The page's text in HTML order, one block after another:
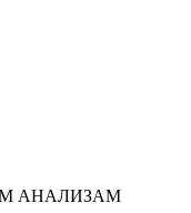
АНАЛИЗАМ